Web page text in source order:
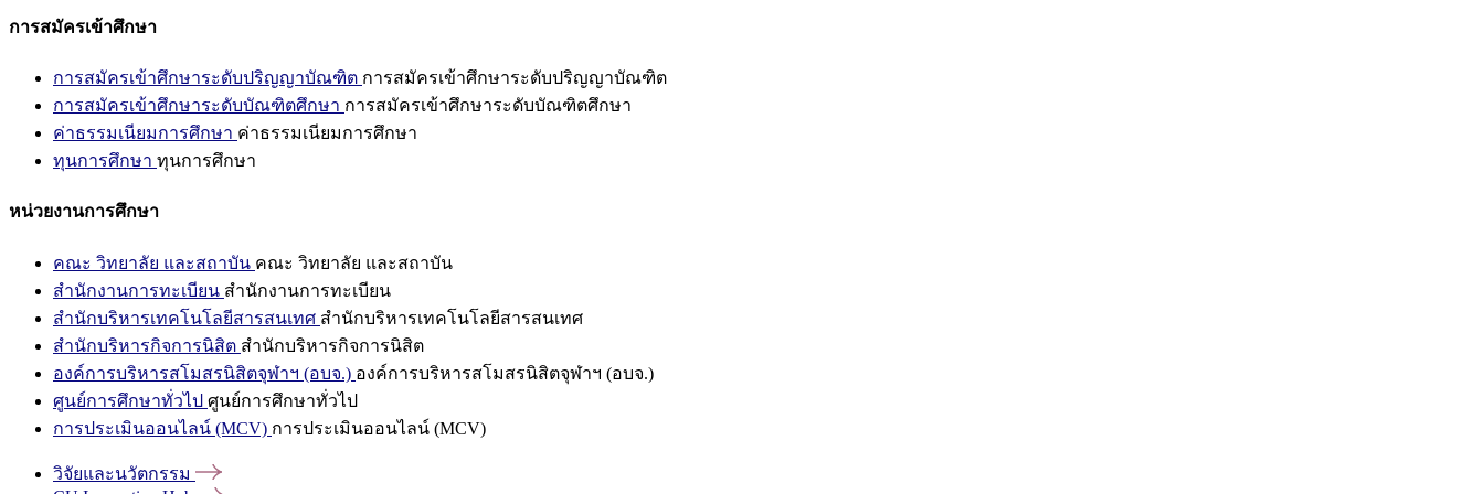
การสมัครเข้าศึกษา
การสมัครเข้าศึกษาระดับปริญญาบัณฑิต การสมัครเข้าศึกษาระดับปริญญาบัณฑิต
การสมัครเข้าศึกษาระดับบัณฑิตศึกษา การสมัครเข้าศึกษาระดับบัณฑิตศึกษา
ค่าธรรมเนียมการศึกษา ค่าธรรมเนียมการศึกษา
ทุนการศึกษา ทุนการศึกษา
หน่วยงานการศึกษา
คณะ วิทยาลัย และสถาบัน คณะ วิทยาลัย และสถาบัน
สำนักงานการทะเบียน สำนักงานการทะเบียน
สำนักบริหารเทคโนโลยีสารสนเทศ สำนักบริหารเทคโนโลยีสารสนเทศ
สำนักบริหารกิจการนิสิต สำนักบริหารกิจการนิสิต
องค์การบริหารสโมสรนิสิตจุฬาฯ (อบจ.) องค์การบริหารสโมสรนิสิตจุฬาฯ (อบจ.)
ศูนย์การศึกษาทั่วไป ศูนย์การศึกษาทั่วไป
การประเมินออนไลน์ (MCV) การประเมินออนไลน์ (MCV)
วิจัยและนวัตกรรม